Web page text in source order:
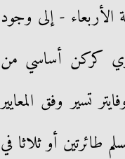
الأربعاء - إلى وجود
كركن أساسي من
تسير وفق المعايير
يوروفايتر وستتسلم طائرتين أو ثلاثا في